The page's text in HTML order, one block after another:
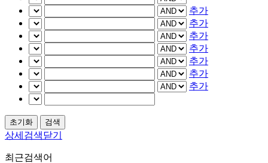
추가
추가
추가
추가
추가
추가
추가
상세검색닫기
최근검색어